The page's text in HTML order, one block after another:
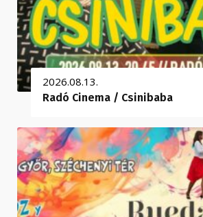
2026.08.13.
Radó Cinema / Csinibaba